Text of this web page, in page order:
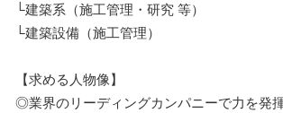
└建築系（施工管理・研究 等）
└建築設備（施工管理）
【求める人物像】
◎業界のリーディングカンパニーで力を発